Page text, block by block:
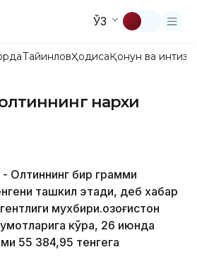
ЎЗ
ТайинловҲодисаҚонун ва
нархи
Олтиннинг бир грамми
ташкил этади, деб хабар
мухбири.Қозоғистон
кўра, 26 июнда
55 384,95 тенгега